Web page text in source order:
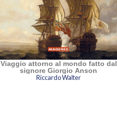
Viaggio attorno al mondo fatto dal
signore Giorgio Anson
Riccardo Walter